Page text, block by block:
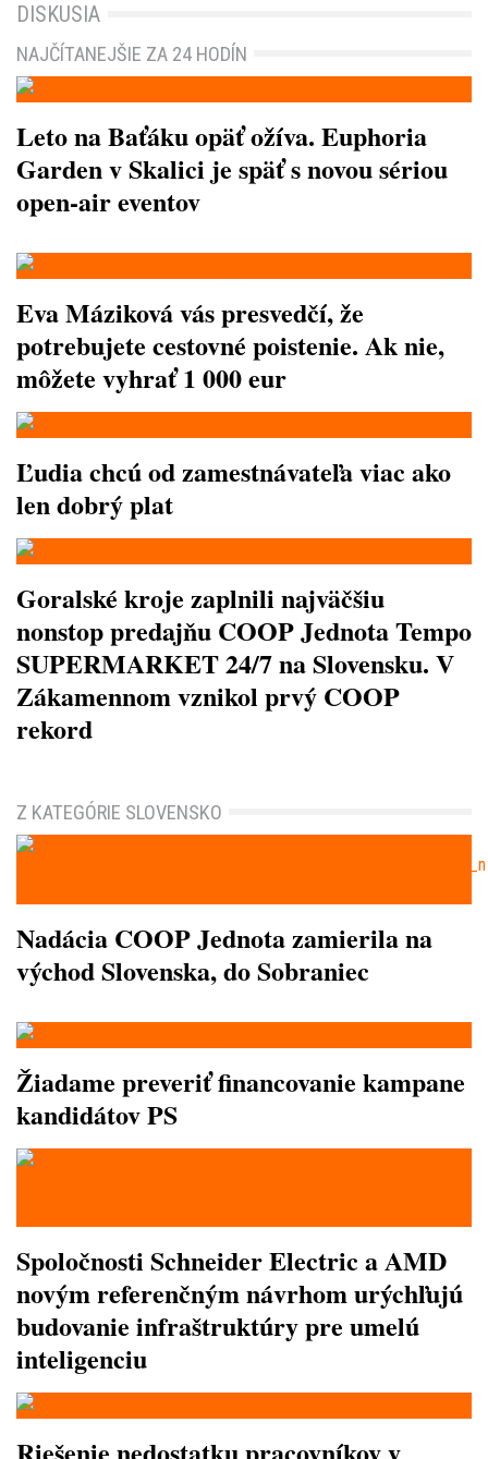
DISKUSIA
NAJČÍTANEJŠIE ZA 24 HODÍN
Leto na Baťáku opäť ožíva. Euphoria
Garden v Skalici je späť s novou sériou
open-air eventov
Eva Máziková vás presvedčí, že
potrebujete cestovné poistenie. Ak nie,
môžete vyhrať 1 000 eur
Ľudia chcú od zamestnávateľa viac ako
len dobrý plat
Goralské kroje zaplnili najväčšiu
nonstop predajňu COOP Jednota Tempo
SUPERMARKET 24/7 na Slovensku. V
Zákamennom vznikol prvý COOP
rekord
Z KATEGÓRIE SLOVENSKO
Nadácia COOP Jednota zamierila na
východ Slovenska, do Sobraniec
Žiadame preveriť financovanie kampane
kandidátov PS
Spoločnosti Schneider Electric a AMD
novým referenčným návrhom urýchľujú
budovanie infraštruktúry pre umelú
inteligenciu